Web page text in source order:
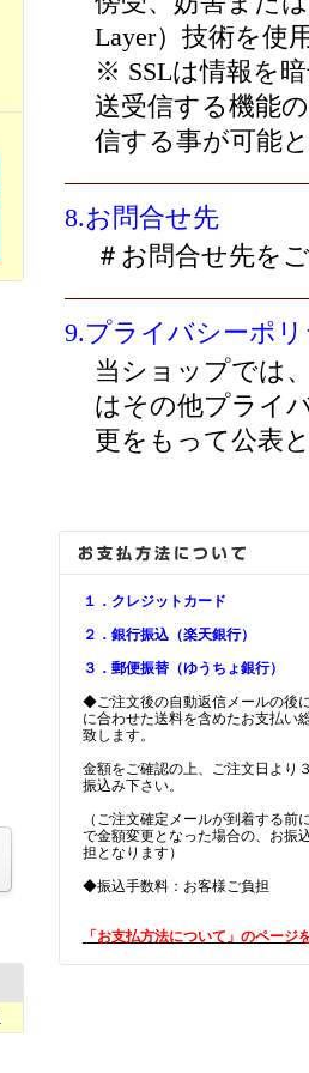
Layer）技術を使
※ SSLは情報を
送受信する機能
信する事が可能
8.お問合せ先
＃お問合せ先を
9.プライバシーポ
当ショップでは
はその他プライ
更をもって公表
１．クレジットカード
２．銀行振込（楽天銀行）
３．郵便振替（ゆうちょ銀行）
◆ご注文後の自動返信メールの後
に合わせた送料を含めたお支払い
致します。
金額をご確認の上、ご注文日より
振込み下さい。
（ご注文確定メールが到着する前
で金額変更となった場合の、お振
担となります）
◆振込手数料：お客様ご負担
「お支払方法について」のページ